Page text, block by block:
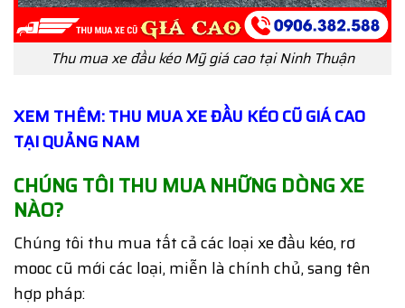
Thu mua xe đầu kéo Mỹ giá cao tại Ninh Thuận
XEM THÊM: THU MUA XE ĐẦU KÉO CŨ GIÁ CAO
TẠI QUẢNG NAM
CHÚNG TÔI THU MUA NHỮNG DÒNG XE
NÀO?
Chúng tôi thu mua tất cả các loại xe đầu kéo, rơ
mooc cũ mới các loại, miễn là chính chủ, sang tên
hợp pháp: